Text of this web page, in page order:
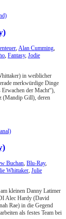
Alan Cumming
Fantasy, Jodie
in weiblicher
merkwürdige Dinge
der Macht“),
(Mandip Gill), deren
Buchan, Blu-Ray,
Whittaker, Julie
kleinen Danny Latimer
Alec Hardy (David
Rae) in die Gegend
als festes Team bei